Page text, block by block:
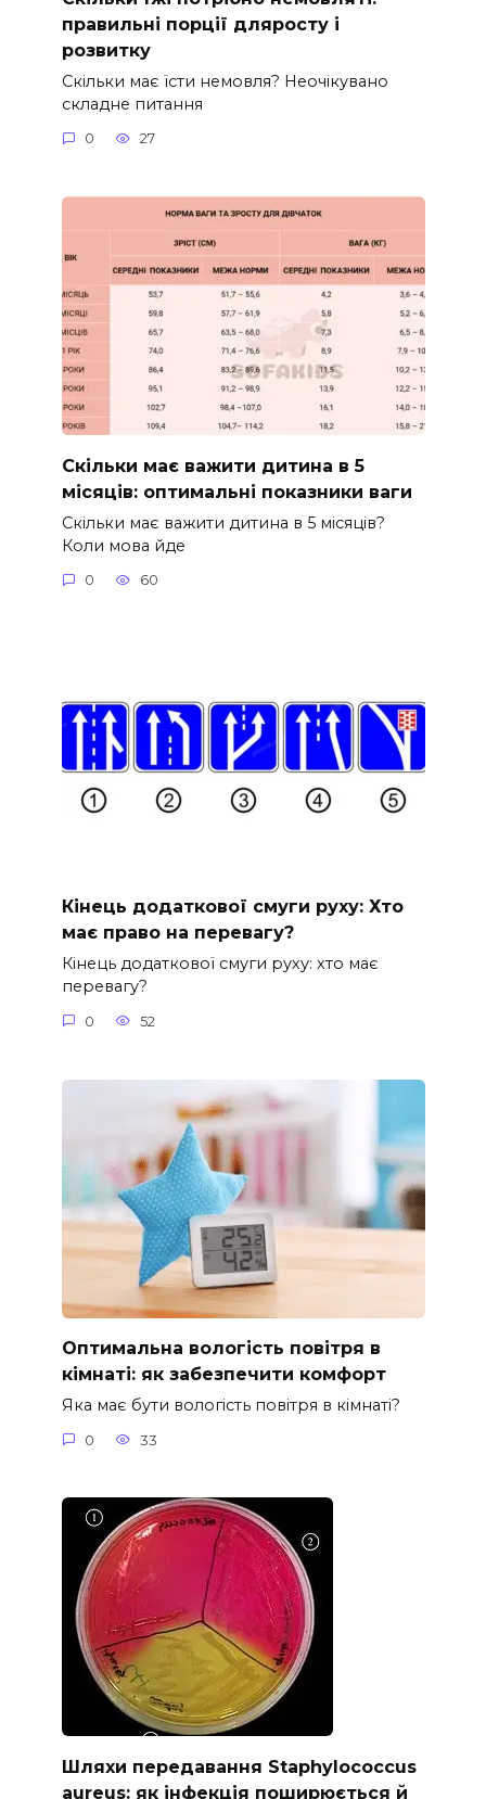
правильні порції дляросту і
розвитку
Скільки має їсти немовля? Неочікувано
складне питання
0 27
Скільки має важити дитина в 5
місяців: оптимальні показники ваги
Скільки має важити дитина в 5 місяців?
Коли мова йде
0 60
Кінець додаткової смуги руху: Хто
має право на перевагу?
Кінець додаткової смуги руху: хто має
перевагу?
0 52
Оптимальна вологість повітря в
кімнаті: як забезпечити комфорт
Яка має бути вологість повітря в кімнаті?
0 33
Шляхи передавання Staphylococcus
aureus: як інфекція поширюється й